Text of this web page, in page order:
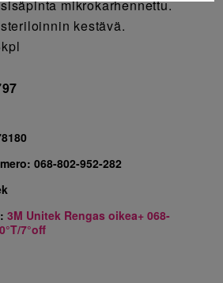
mikrokarhennettu.
kestävä.
068-802-952-282
3M Unitek Rengas oikea+ 068-
7°off